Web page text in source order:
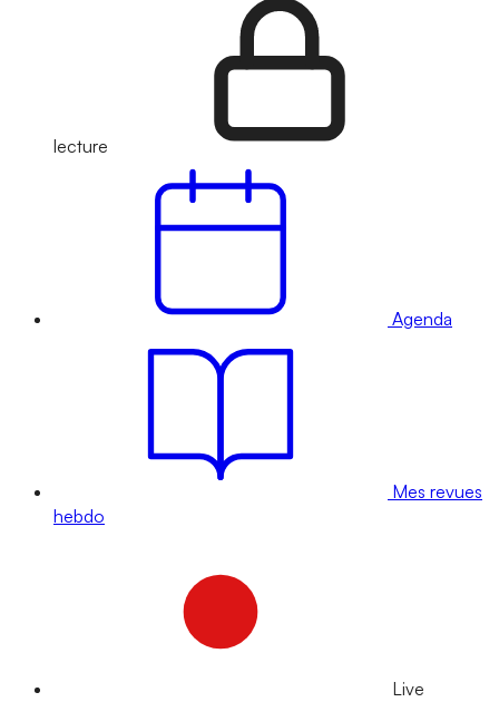
lecture
Agenda
Mes revues
hebdo
Live